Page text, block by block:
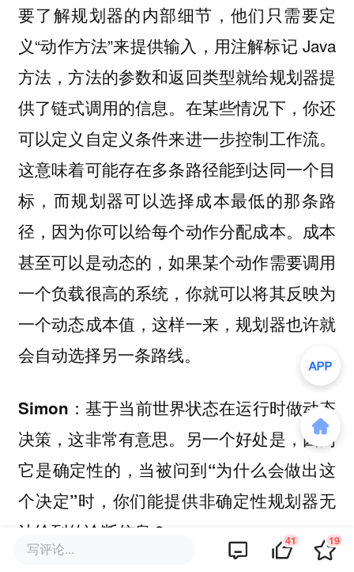
要了解规划器的内部细节，他们只需要定
义“动作方法”来提供输入，用注解标记 Java
方法，方法的参数和返回类型就给规划器提
供了链式调用的信息。在某些情况下，你还
可以定义自定义条件来进一步控制工作流。
这意味着可能存在多条路径能到达同一个目
标，而规划器可以选择成本最低的那条路
径，因为你可以给每个动作分配成本。成本
甚至可以是动态的，如果某个动作需要调用
一个负载很高的系统，你就可以将其反映为
一个动态成本值，这样一来，规划器也许就
会自动选择另一条路线。
Simon：基于当前世界状态在运行时做动态
决策，这非常有意思。另一个好处是，因为
它是确定性的，当被问到“为什么会做出这
个决定”时，你们能提供非确定性规划器无
法给到的诊断信息？
写评论... 41 19